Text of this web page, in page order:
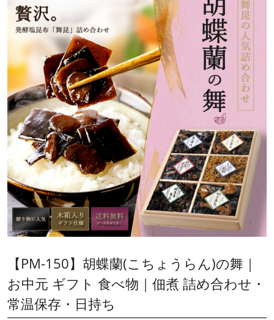
【PM-150】胡蝶蘭(こちょうらん)の舞｜
お中元 ギフト 食べ物｜佃煮 詰め合わせ・
常温保存・日持ち